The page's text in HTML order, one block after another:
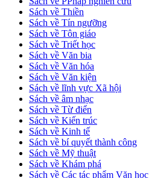
Sách về Thiền
Sách về Tín ngưỡng
Sách về Tôn giáo
Sách về Triết học
Sách về Văn bia
Sách về Văn hóa
Sách về Văn kiện
Sách về lĩnh vực Xã hội
Sách về âm nhạc
Sách về Từ điển
Sách về Kiến trúc
Sách về Kinh tế
Sách về bí quyết thành công
Sách về Mỹ thuật
Sách về Khám phá
Sách về Các tác phẩm Văn học